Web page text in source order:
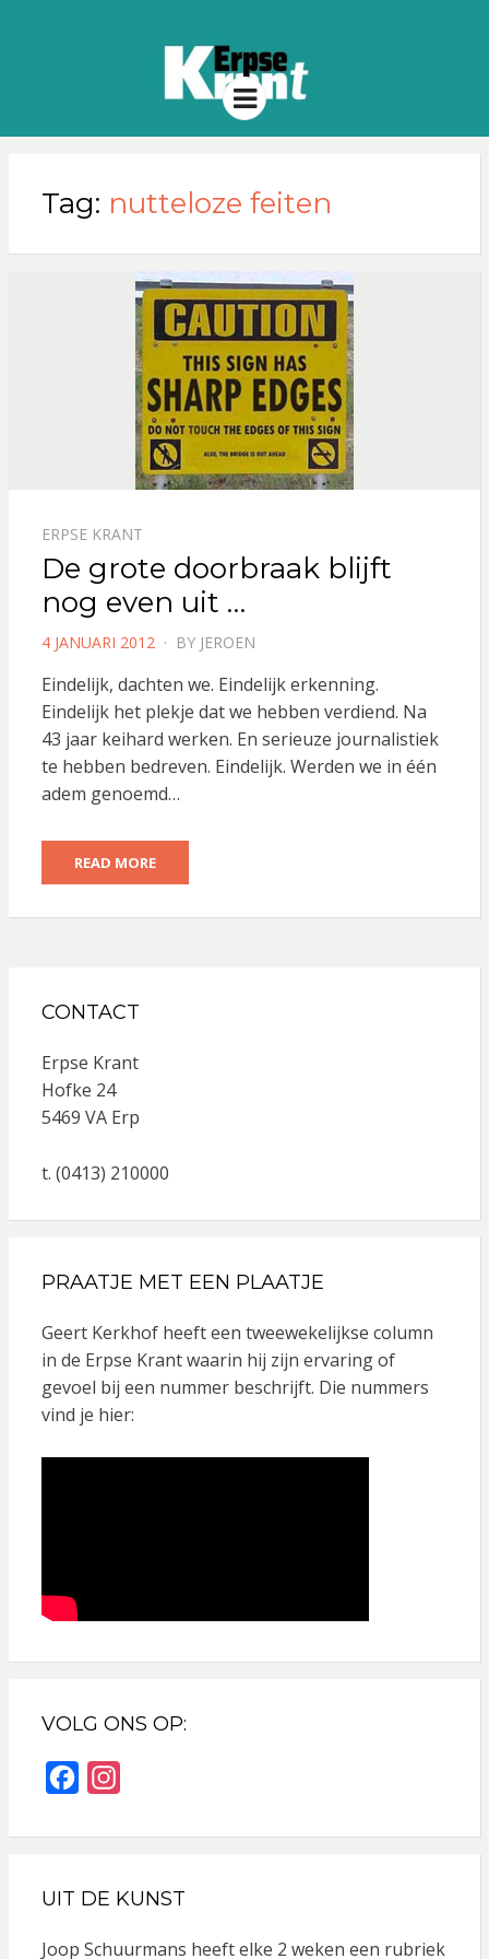
Menu
Tag: nutteloze feiten
ERPSE KRANT
De grote doorbraak blijft
nog even uit …
POSTED
4 JANUARI 2012 BY JEROEN
Eindelijk, dachten we. Eindelijk erkenning.
Eindelijk het plekje dat we hebben verdiend. Na
43 jaar keihard werken. En serieuze journalistiek
te hebben bedreven. Eindelijk. Werden we in één
adem genoemd…
READ MORE
CONTACT
Erpse Krant
Hofke 24
5469 VA Erp
t. (0413) 210000
PRAATJE MET EEN PLAATJE
Geert Kerkhof heeft een tweewekelijkse column
in de Erpse Krant waarin hij zijn ervaring of
gevoel bij een nummer beschrijft. Die nummers
vind je hier:
VOLG ONS OP:
c
b
o
s
a
g
UIT DE KUNST
Joop Schuurmans heeft elke 2 weken een rubriek